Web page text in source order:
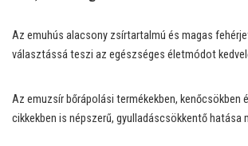
Az emuhús alacsony zsírtartalmú és magas
választássá teszi az egészséges életmódot
Az emuzsír bőrápolási termékekben, kenőcsökben
cikkekben is népszerű, gyulladáscsökkentő hatása